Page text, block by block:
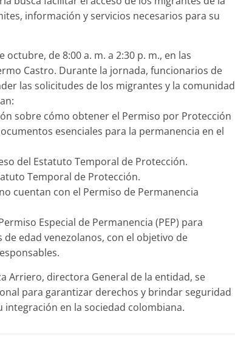
información y servicios necesarios para su
de 8:00 a. m. a 2:30 p. m., en las
Castro. Durante la jornada, funcionarios de
las solicitudes de los migrantes y la comunidad
sobre cómo obtener el Permiso por Protección
esenciales para la permanencia en el
del Estatuto Temporal de Protección.
Temporal de Protección.
cuentan con el Permiso de Permanencia
Especial de Permanencia (PEP) para
edad venezolanos, con el objetivo de
Arriero, directora General de la entidad, se
para garantizar derechos y brindar seguridad
en la sociedad colombiana.